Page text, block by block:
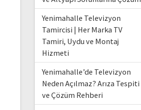
Yenimahalle Televizyon
Tamircisi | Her Marka TV
Tamiri, Uydu ve Montaj
Hizmeti
Yenimahalle’de Televizyon
Neden Açılmaz? Arıza Tespiti
ve Çözüm Rehberi